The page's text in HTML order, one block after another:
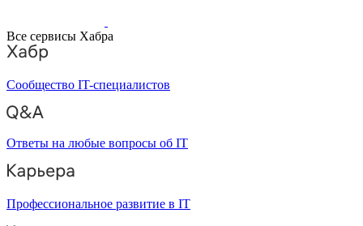
Все сервисы Хабра
Сообщество IT-специалистов
Ответы на любые вопросы об IT
Профессиональное развитие в IT